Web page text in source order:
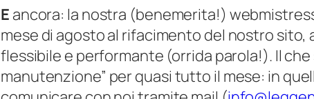
E ancora: la nostra (benemerita!)
mese di agosto al rifacimento del nostro
flessibile e performante (orrida parola!). Il che
manutenzione” per quasi tutto il mese: in